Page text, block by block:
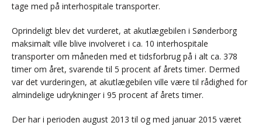
tage med på interhospitale transporter.
Oprindeligt blev det vurderet, at akutlægebilen i Sønderborg
maksimalt ville blive involveret i ca. 10 interhospitale
transporter om måneden med et tidsforbrug på i alt ca. 378
timer om året, svarende til 5 procent af årets timer. Dermed
var det vurderingen, at akutlægebilen ville være til rådighed for
almindelige udrykninger i 95 procent af årets timer.
Der har i perioden august 2013 til og med januar 2015 været